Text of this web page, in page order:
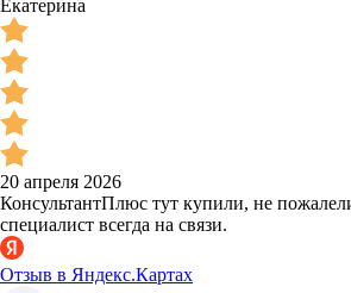
Екатерина
20 апреля 2026
КонсультантПлюс тут купили, не
специалист всегда на связи.
Отзыв в Яндекс.Картах